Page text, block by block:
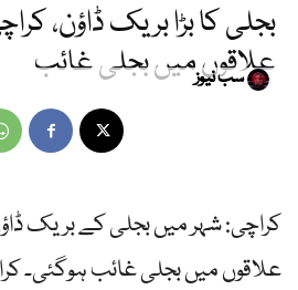
بجلی کا بڑا بریک ڈاؤن،
علاقوں میں بجلی غائب
سب نیوز
کراچی: شہر میں بجلی کے بریک
علاقوں میں بجلی غائب ہوگئی۔